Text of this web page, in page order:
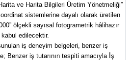
ve Harita Bilgileri Üretim Yönetmeliği”
sistemlerine dayalı olarak üretilen
ölçekli sayısal fotogrametrik hâlihazır
edilecektir.
iş deneyim belgeleri, benzer iş
Benzer iş tutarının tespiti amacıyla İş